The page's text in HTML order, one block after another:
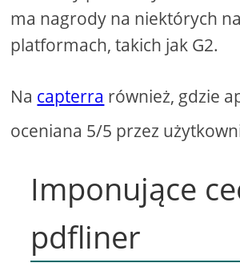
ma nagrody na niektórych
platformach, takich jak G2.
Na capterra również, gdzie
oceniana 5/5 przez
Imponujące
pdfliner